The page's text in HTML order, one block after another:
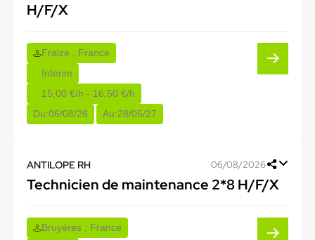
H/F/X
Fraize , France
Interim
15,00 €/h - 16,50 €/h
Du:06/08/26 Au:28/05/27
ANTILOPE RH 06/08/2026
Technicien de maintenance 2*8 H/F/X
Bruyères , France